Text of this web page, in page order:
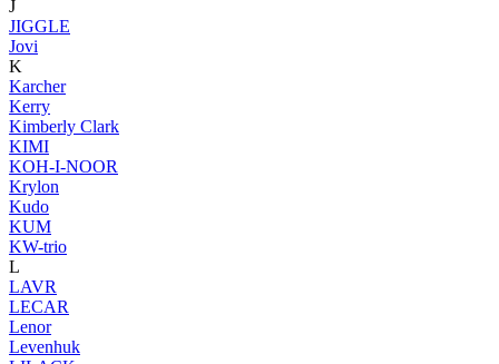
J
JIGGLE
Jovi
K
Karcher
Kerry
Kimberly Clark
KIMI
KOH-I-NOOR
Krylon
Kudo
KUM
KW-trio
L
LAVR
LECAR
Lenor
Levenhuk